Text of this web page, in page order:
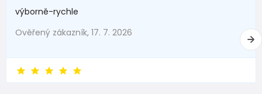
Velikost
26
stélky v
mm
170 176 183 189 195 201 207 213
výborně-rychle
Ověřený zákazník, 17. 7. 2026